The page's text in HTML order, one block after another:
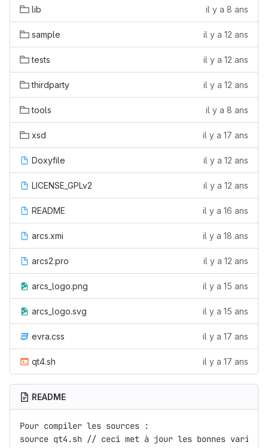
lib il y a 8 ans
sample il y a 12 ans
tests il y a 12 ans
thirdparty il y a 12 ans
tools il y a 8 ans
xsd il y a 17 ans
Doxyfile il y a 12 ans
LICENSE_GPLv2 il y a 12 ans
README il y a 16 ans
arcs.xmi il y a 18 ans
arcs2.pro il y a 12 ans
arcs_logo.png il y a 15 ans
arcs_logo.svg il y a 15 ans
evra.css il y a 17 ans
qt4.sh il y a 17 ans
README
Pour compiler les sources :
source qt4.sh // ceci met à jour les bonnes